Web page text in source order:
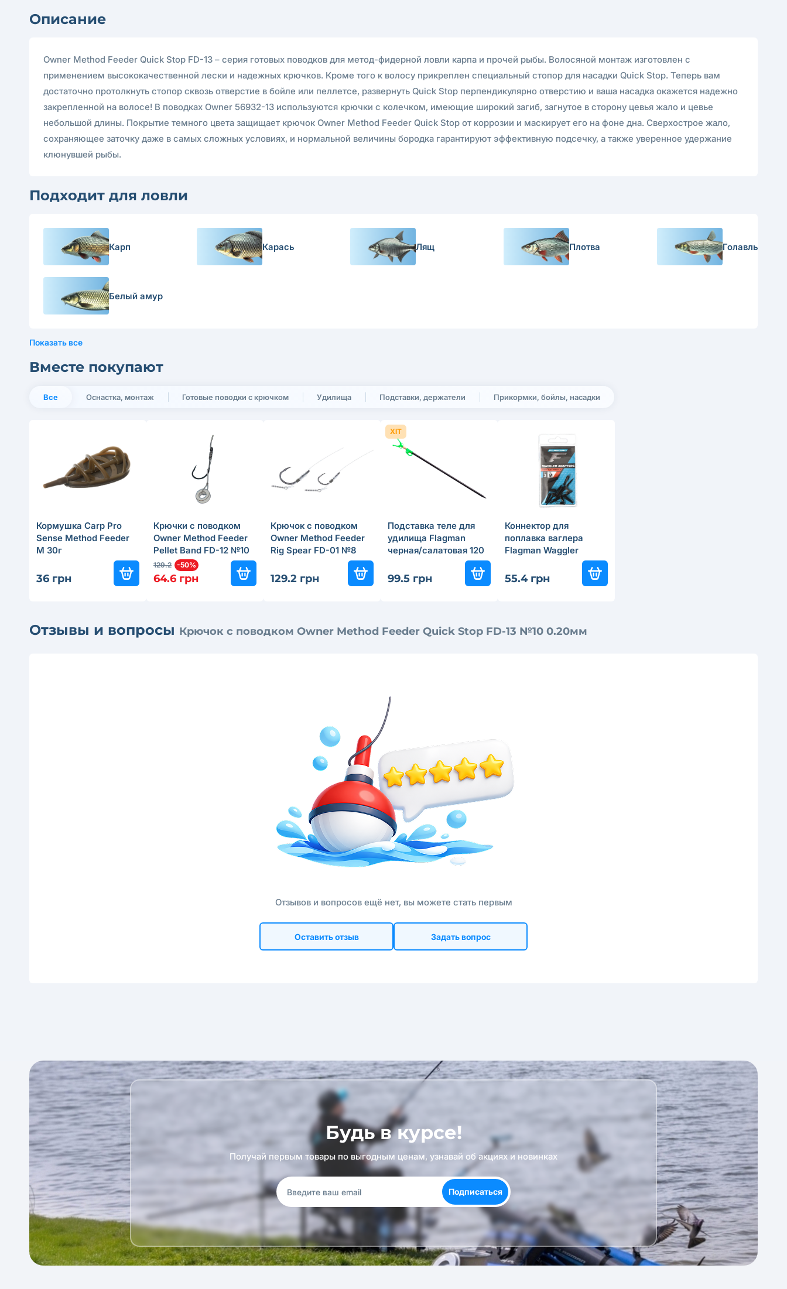
Описание
Owner Method Feeder Quick Stop FD-13 – серия готовых поводков для метод-фидерной ловли карпа и прочей рыбы. Волосяной монтаж изготовлен с
применением высококачественной лески и надежных крючков. Кроме того к волосу прикреплен специальный стопор для насадки Quick Stop. Теперь вам
достаточно протолкнуть стопор сквозь отверстие в бойле или пеллетсе, развернуть Quick Stop перпендикулярно отверстию и ваша насадка окажется надежно
закрепленной на волосе! В поводках Owner 56932-13 используются крючки с колечком, имеющие широкий загиб, загнутое в сторону цевья жало и цевье
небольшой длины. Покрытие темного цвета защищает крючок Owner Method Feeder Quick Stop от коррозии и маскирует его на фоне дна. Сверхострое жало,
сохраняющее заточку даже в самых сложных условиях, и нормальной величины бородка гарантируют эффективную подсечку, а также уверенное удержание
клюнувшей рыбы.
Подходит для ловли
Карп Карась Лящ Плотва Голавль
Белый амур
Показать все
Вместе покупают
Все Оснастка, монтаж Готовые поводки с крючком Удилища Подставки, держатели Прикормки, бойлы, насадки
Кормушка Carp Pro
Sense Method Feeder
M 30г
36 грн
Крючки с поводком
Owner Method Feeder
Pellet Band FD-12 №10
0.20мм
129.2 -50%
64.6 грн
Крючок с поводком
Owner Method Feeder
Rig Spear FD-01 №8
129.2 грн
ХІТ
Подставка теле для
удилища Flagman
черная/салатовая 120
99.5 грн
Коннектор для
поплавка ваглера
Flagman Waggler
55.4 грн
Отзывы и вопросы Крючок с поводком Owner Method Feeder Quick Stop FD-13 №10 0.20мм
Отзывов и вопросов ещё нет, вы можете стать первым
Оставить отзыв Задать вопрос
Будь в курсе!
Получай первым товары по выгодным ценам, узнавай об акциях и новинках
Подписаться